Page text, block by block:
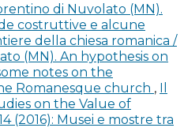
1999) e nel ventesimo
Fondazione d’Arco (1979-
18 settembre 1999),
Sometti, pp. 113-121.
del patrimonio
post unitari. Il caso
di Nuvolato (MN).
costruttive e alcune
della chiesa romanica /
(MN). An hypothesis on
notes on the
Romanesque church , Il
on the Value of
(2016): Musei e mostre tra